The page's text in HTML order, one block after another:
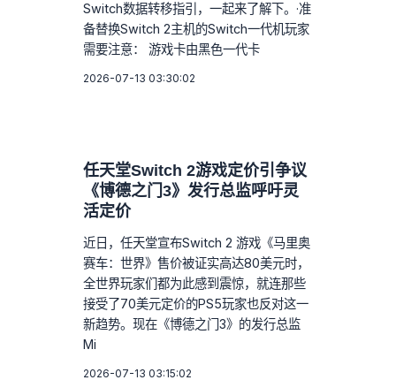
Switch数据转移指引，一起来了解下。·准
备替换Switch 2主机的Switch一代机玩家
需要注意： 游戏卡由黑色一代卡
2026-07-13 03:30:02
任天堂Switch 2游戏定价引争议
《博德之门3》发行总监呼吁灵
活定价
近日，任天堂宣布Switch 2 游戏《马里奥
赛车：世界》售价被证实高达80美元时，
全世界玩家们都为此感到震惊，就连那些
接受了70美元定价的PS5玩家也反对这一
新趋势。现在《博德之门3》的发行总监
Mi
2026-07-13 03:15:02